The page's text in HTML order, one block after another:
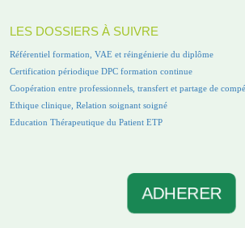
LES DOSSIERS À SUIVRE
Référentiel formation, VAE et réingénierie du diplôme
Certification périodique DPC formation continue
Coopération entre professionnels, transfert et partage de
Ethique clinique, Relation soignant soigné
Education Thérapeutique du Patient ETP
ADHERER